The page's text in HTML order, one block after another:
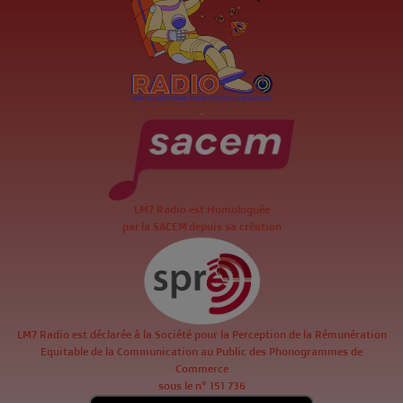
.
LM7 Radio est Homologuée
par la SACEM depuis sa création
LM7 Radio est déclarée à la Société pour la Perception de la Rémunération
Equitable de la Communication au Public des Phonogrammes de
Commerce
sous le n° 151 736